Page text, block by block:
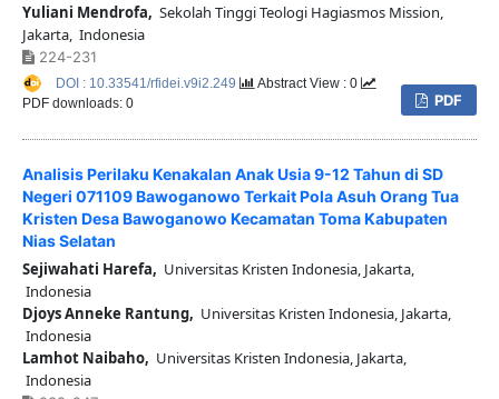
Yuliani Mendrofa, Sekolah Tinggi Teologi Hagiasmos Mission,
Jakarta, Indonesia
224-231
PDF
DOI : 10.33541/rfidei.v9i2.249
Abstract View : 0
PDF downloads: 0
Analisis Perilaku Kenakalan Anak Usia 9-12 Tahun di SD
Negeri 071109 Bawoganowo Terkait Pola Asuh Orang Tua
Kristen Desa Bawoganowo Kecamatan Toma Kabupaten
Nias Selatan
Sejiwahati Harefa, Universitas Kristen Indonesia, Jakarta,
Indonesia
Djoys Anneke Rantung, Universitas Kristen Indonesia, Jakarta,
Indonesia
Lamhot Naibaho, Universitas Kristen Indonesia, Jakarta,
Indonesia